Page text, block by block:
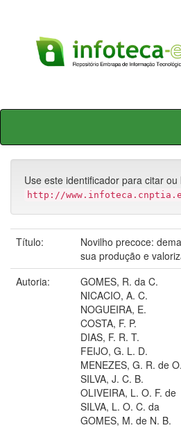
Skip
Use este identificador para citar
http://
Título:
Novilho precoce:
sua produção e
Autoria:
GOMES, R. da C.
NICACIO, A. C.
NOGUEIRA, E.
COSTA, F. P.
DIAS, F. R. T.
FEIJO, G. L. D.
MENEZES, G. R. de O.
SILVA, J. C. B.
OLIVEIRA, L. O. F. de
SILVA, L. O. C. da
GOMES, M. de N. B.